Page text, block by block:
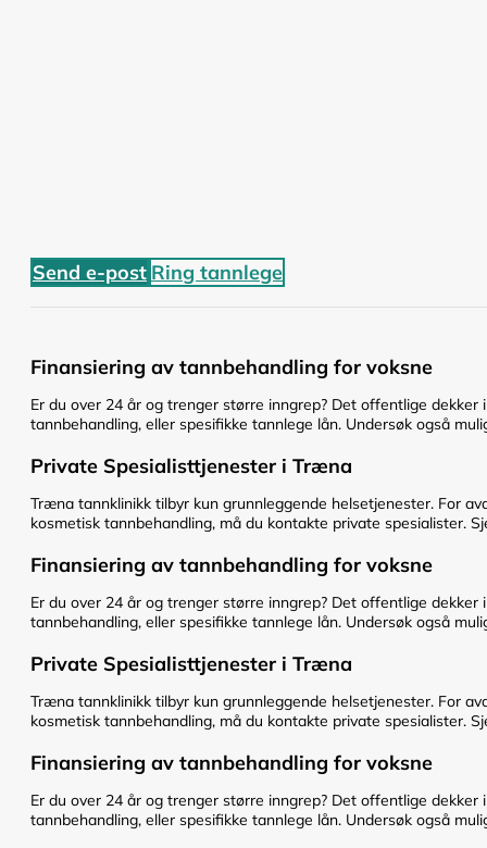
Send e-post Ring tannlege
Finansiering av tannbehandling for voksne
Er du over 24 år og trenger større inngrep? Det offentlige
tannbehandling, eller spesifikke tannlege lån. Undersøk også
Private Spesialisttjenester i Træna
Træna tannklinikk tilbyr kun grunnleggende helsetjenester. For
kosmetisk tannbehandling, må du kontakte private spesialister.
Finansiering av tannbehandling for voksne
Er du over 24 år og trenger større inngrep? Det offentlige
tannbehandling, eller spesifikke tannlege lån. Undersøk også
Private Spesialisttjenester i Træna
Træna tannklinikk tilbyr kun grunnleggende helsetjenester. For
kosmetisk tannbehandling, må du kontakte private spesialister.
Finansiering av tannbehandling for voksne
Er du over 24 år og trenger større inngrep? Det offentlige
tannbehandling, eller spesifikke tannlege lån. Undersøk også